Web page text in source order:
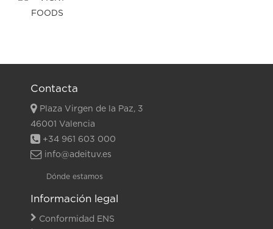
Contacta
Plaza Virgen de la Paz, 3
46001 Valencia
+34 961 603 000
info@adeituv.es
Dónde estamos
Información legal
Conformidad ENS